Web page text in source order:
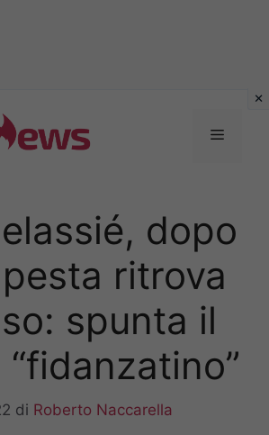
Menu
dopo
ritrova
spunta il
di Roberto Naccarella